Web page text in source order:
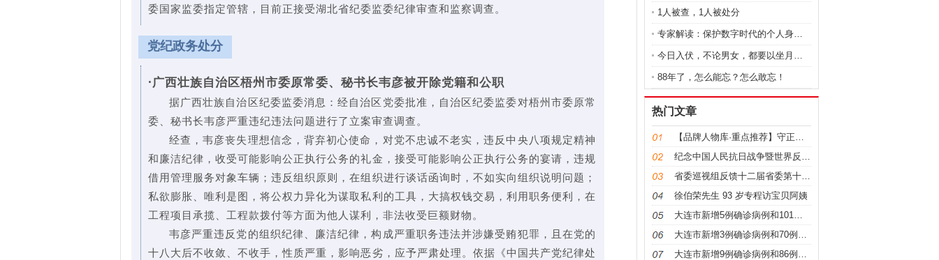
委国家监委指定管辖，目前正接受湖北省纪委监委纪律审查和监察调查。
党纪政务处分
·广西壮族自治区梧州市委原常委、秘书长韦彦被开除党籍和公职
据广西壮族自治区纪委监委消息：经自治区党委批准，自治区纪委监委对梧州市委原常
委、秘书长韦彦严重违纪违法问题进行了立案审查调查。
经查，韦彦丧失理想信念，背弃初心使命，对党不忠诚不老实，违反中央八项规定精神
和廉洁纪律，收受可能影响公正执行公务的礼金，接受可能影响公正执行公务的宴请，违规
借用管理服务对象车辆；违反组织原则，在组织进行谈话函询时，不如实向组织说明问题；
私欲膨胀、唯利是图，将公权力异化为谋取私利的工具，大搞权钱交易，利用职务便利，在
工程项目承揽、工程款拨付等方面为他人谋利，非法收受巨额财物。
韦彦严重违反党的组织纪律、廉洁纪律，构成严重职务违法并涉嫌受贿犯罪，且在党的
十八大后不收敛、不收手，性质严重，影响恶劣，应予严肃处理。依据《中国共产党纪律处
1人被查，1人被处分
专家解读：保护数字时代的个人身份信息安全
今日入伏，不论男女，都要以坐月子的态度来养生，为家
88年了，怎么能忘？怎么敢忘！
热门文章
【品牌人物库·重点推荐】守正创新，仁心保髋——李红
纪念中国人民抗日战争暨世界反法西斯战争胜利80周年
省委巡视组反馈十二届省委第十二轮巡视情况
徐伯荣先生 93 岁专程访宝贝阿姨
大连市新增5例确诊病例和101例无症状感染者
大连市新增3例确诊病例和70例无症状感染者
大连市新增9例确诊病例和86例无症状感染者